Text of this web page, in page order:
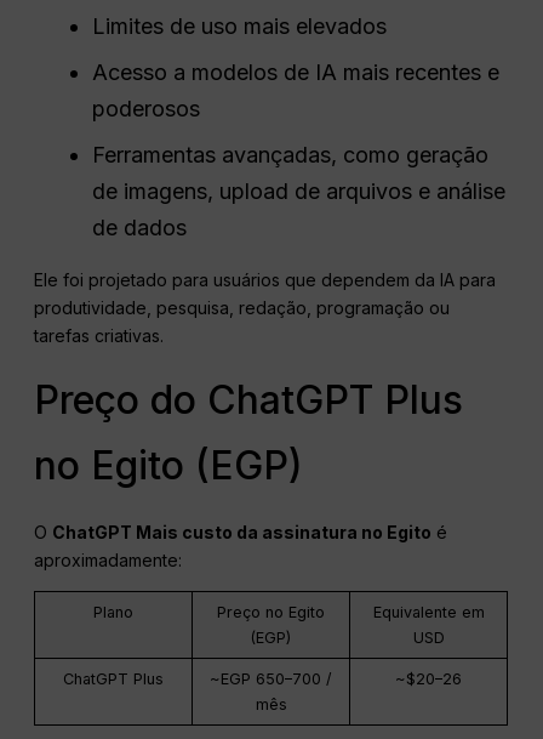
Limites de uso mais elevados
Acesso a modelos de IA mais recentes e
poderosos
Ferramentas avançadas, como geração
de imagens, upload de arquivos e análise
de dados
Ele foi projetado para usuários que dependem da IA para
produtividade, pesquisa, redação, programação ou
tarefas criativas.
Preço do ChatGPT Plus
no Egito (EGP)
O ChatGPT Mais custo da assinatura no Egito é
aproximadamente:
Plano
Preço no Egito
(EGP)
Equivalente em
USD
ChatGPT Plus
~EGP 650–700 /
mês
~$20–26